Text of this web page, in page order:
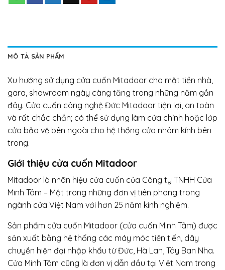
MÔ TẢ SẢN PHẨM
Xu hướng sử dụng cửa cuốn Mitadoor cho mặt tiền nhà,
gara, showroom ngày càng tăng trong những năm gần
đây. Cửa cuốn công nghệ Đức Mitadoor tiện lợi, an toàn
và rất chắc chắn; có thể sử dụng làm cửa chính hoặc lớp
cửa bảo vệ bên ngoài cho hệ thống cửa nhôm kính bên
trong.
Giới thiệu cửa cuốn Mitadoor
Mitadoor là nhãn hiệu cửa cuốn của Công ty TNHH Cửa
Minh Tâm – Một trong những đơn vị tiên phong trong
ngành cửa Việt Nam với hơn 25 năm kinh nghiệm.
Sản phẩm cửa cuốn Mitadoor (cửa cuốn Minh Tâm) được
sản xuất bằng hệ thống các máy móc tiên tiến, dây
chuyền hiện đại nhập khẩu từ Đức, Hà Lan, Tây Ban Nha.
Cửa Minh Tâm cũng là đơn vị dẫn đầu tại Việt Nam trong